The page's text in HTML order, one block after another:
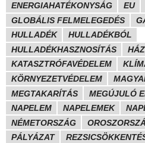
ENERGIAHATÉKONYSÁG
EU
GLOBÁLIS FELMELEGEDÉS
HULLADÉK
HULLADÉKBÓL
HULLADÉKHASZNOSÍTÁS
KATASZTRÓFAVÉDELEM
KÖRNYEZETVÉDELEM
MEGTAKARÍTÁS
MEGÚJULÓ
NAPELEM
NAPELEMEK
NÉMETORSZÁG
PÁLYÁZAT